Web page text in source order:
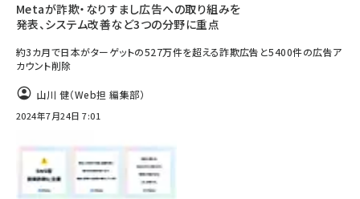
Metaが詐欺・なりすまし広告への取り組みを
発表、システム改善など3つの分野に重点
約3カ月で日本がターゲットの527万件を超える詐欺広告と5400件の広告ア
カウント削除
山川 健（Web担 編集部）
2024年7月24日 7:01